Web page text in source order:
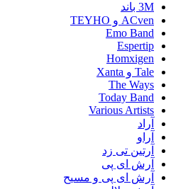
3M باند
ACven و TEYHO
Emo Band
Espertip
Homxigen
Tale و Xanta
The Ways
Today Band
Various Artists
آراد
آراو
آرتین تی زد
آرش ای پی
آرش ای پی و مسیح